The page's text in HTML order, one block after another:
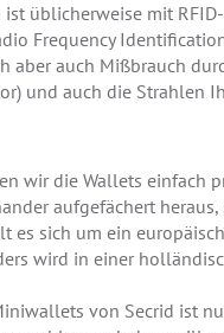
üblicherweise mit
Frequency
auch Mißbrauch
und auch die Strahlen
wir die Wallets einfach
aufgefächert
es sich um ein
wird in einer
von Secrid ist